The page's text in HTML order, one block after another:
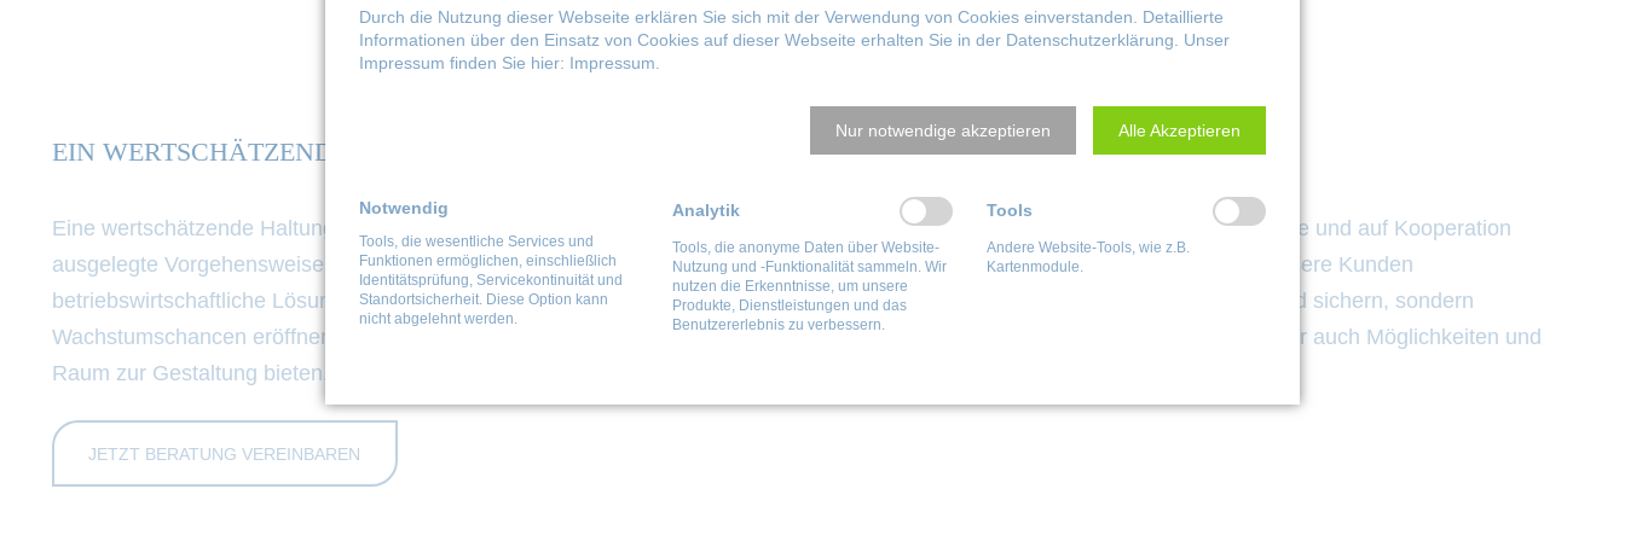
EIN WERTSCHÄTZENDES & OFFENES MITEINANDER
Eine wertschätzende Haltung im Umgang mit Mitarbeitern, Kunden und Lieferanten ist für uns selbstverständlich. Denn eine offene und auf Kooperation
ausgelegte Vorgehensweise erzielt die besten, nachhaltigsten Ergebnisse. Daher sehen wir unsere Aufgabe darin, mit und für unsere Kunden
betriebswirtschaftliche Lösungen zu entwickeln, die in einem sich immer schneller verändernden Umfeld nicht nur den Fortbestand sichern, sondern
Wachstumschancen eröffnen. Wir sind dann stolz, wenn es uns gelingt, unseren Kunden aufzuzeigen, dass Veränderungen immer auch Möglichkeiten und
Raum zur Gestaltung bieten.
JETZT BERATUNG VEREINBAREN
Durch die Nutzung dieser Webseite erklären Sie sich mit der Verwendung von Cookies einverstanden. Detaillierte
Informationen über den Einsatz von Cookies auf dieser Webseite erhalten Sie in der Datenschutzerklärung . Unser
Impressum finden Sie hier: Impressum
Nur notwendige akzeptieren Alle Akzeptieren
Notwendig
Tools, die wesentliche Services und
Funktionen ermöglichen, einschließlich
Identitätsprüfung, Servicekontinuität und
Standortsicherheit. Diese Option kann
nicht abgelehnt werden.
Analytik
Tools, die anonyme Daten über Website-
Nutzung und -Funktionalität sammeln. Wir
nutzen die Erkenntnisse, um unsere
Produkte, Dienstleistungen und das
Benutzererlebnis zu verbessern.
Tools
Andere Website-Tools, wie z.B.
Kartenmodule.